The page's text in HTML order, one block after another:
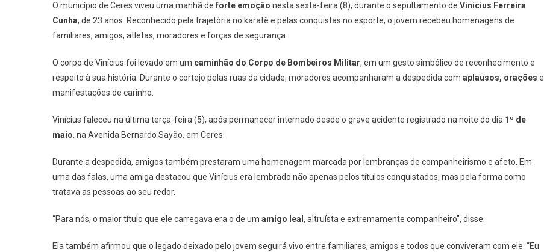
O município de Ceres viveu uma manhã de forte emoção nesta sexta-feira (8), durante o sepultamento de Vinícius Ferreira
Cunha, de 23 anos. Reconhecido pela trajetória no karatê e pelas conquistas no esporte, o jovem recebeu homenagens de
familiares, amigos, atletas, moradores e forças de segurança.
O corpo de Vinícius foi levado em um caminhão do Corpo de Bombeiros Militar, em um gesto simbólico de reconhecimento e
respeito à sua história. Durante o cortejo pelas ruas da cidade, moradores acompanharam a despedida com aplausos, orações e
manifestações de carinho.
Vinícius faleceu na última terça-feira (5), após permanecer internado desde o grave acidente registrado na noite do dia 1º de
maio, na Avenida Bernardo Sayão, em Ceres.
Durante a despedida, amigos também prestaram uma homenagem marcada por lembranças de companheirismo e afeto. Em
uma das falas, uma amiga destacou que Vinícius era lembrado não apenas pelos títulos conquistados, mas pela forma como
tratava as pessoas ao seu redor.
“Para nós, o maior título que ele carregava era o de um amigo leal , altruísta e extremamente companheiro”, disse.
Ela também afirmou que o legado deixado pelo jovem seguirá vivo entre familiares, amigos e todos que conviveram com ele. “Eu